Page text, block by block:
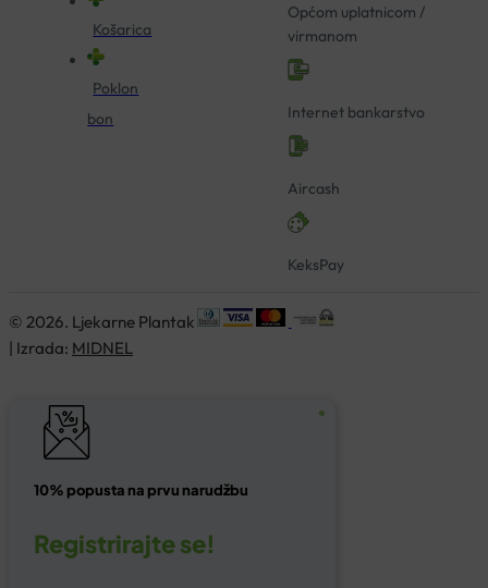
Košarica
Poklon
bon
Općom uplatnicom /
virmanom
Internet bankarstvo
Aircash
KeksPay
© 2026. Ljekarne Plantak
| Izrada: MIDNEL
10% popusta na prvu narudžbu
Registrirajte se!